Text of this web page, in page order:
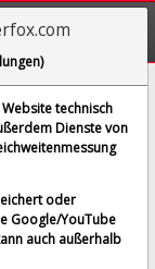
Uhr
technisch
Dienste von
oder
Google/YouTube
auch außerhalb